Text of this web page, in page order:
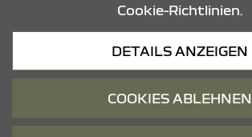
Cookie-Richtlinien.
DETAILS ANZEIGEN
COOKIES ABLEHNEN